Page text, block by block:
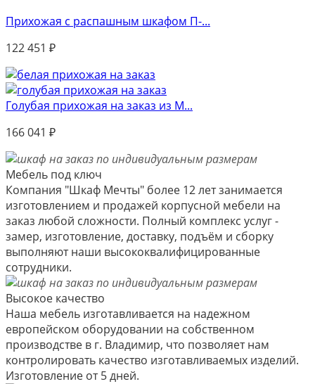
Прихожая с распашным шкафом П-...
122 451 ₽
Голубая прихожая на заказ из М...
166 041 ₽
Мебель под ключ
Компания "Шкаф Мечты" более 12 лет занимается
изготовлением и продажей корпусной мебели на
заказ любой сложности. Полный комплекс услуг -
замер, изготовление, доставку, подъём и сборку
выполняют наши высококвалифицированные
сотрудники.
Высокое качество
Наша мебель изготавливается на надежном
европейском оборудовании на собственном
производстве в г. Владимир, что позволяет нам
контролировать качество изготавливаемых изделий.
Изготовление от 5 дней.